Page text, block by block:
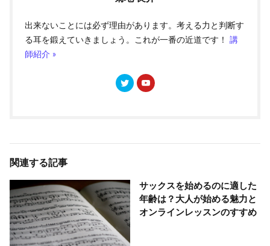
出来ないことには必ず理由があります。考える力と判断す
る耳を鍛えていきましょう。これが一番の近道です！ 講
師紹介 »
関連する記事
サックスを始めるのに適した
年齢は？大人が始める魅力と
オンラインレッスンのすすめ